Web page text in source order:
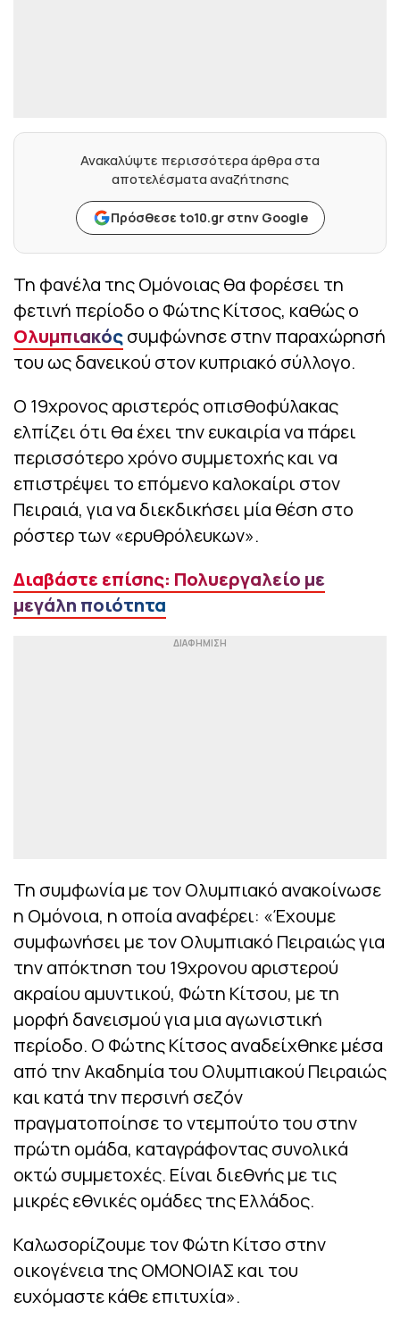
Ανακαλύψτε περισσότερα άρθρα στα
αποτελέσματα αναζήτησης
Πρόσθεσε to10.gr στην Google
Τη φανέλα της Ομόνοιας θα φορέσει τη
φετινή περίοδο ο Φώτης Κίτσος, καθώς ο
Ολυμπιακόςσυμφώνησε στην παραχώρησή
του ως δανεικού στον κυπριακό σύλλογο.
Ο 19χρονος αριστερός οπισθοφύλακας
ελπίζει ότι θα έχει την ευκαιρία να πάρει
περισσότερο χρόνο συμμετοχής και να
επιστρέψει το επόμενο καλοκαίρι στον
Πειραιά, για να διεκδικήσει μία θέση στο
ρόστερ των «ερυθρόλευκων».
Διαβάστε επίσης: Πολυεργαλείο με
μεγάλη ποιότητα
Τη συμφωνία με τον Ολυμπιακό ανακοίνωσε
η Ομόνοια, η οποία αναφέρει: «Έχουμε
συμφωνήσει με τον Ολυμπιακό Πειραιώς για
την απόκτηση του 19χρονου αριστερού
ακραίου αμυντικού, Φώτη Κίτσου, με τη
μορφή δανεισμού για μια αγωνιστική
περίοδο. Ο Φώτης Κίτσος αναδείχθηκε μέσα
από την Ακαδημία του Ολυμπιακού Πειραιώς
και κατά την περσινή σεζόν
πραγματοποίησε το ντεμπούτο του στην
πρώτη ομάδα, καταγράφοντας συνολικά
οκτώ συμμετοχές. Είναι διεθνής με τις
μικρές εθνικές ομάδες της Ελλάδος.
Καλωσορίζουμε τον Φώτη Κίτσο στην
οικογένεια της ΟΜΟΝΟΙΑΣ και του
ευχόμαστε κάθε επιτυχία».